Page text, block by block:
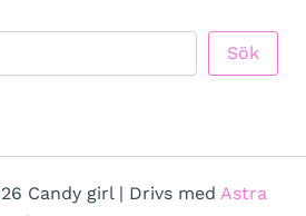
Sök
Candy girl | Drivs med Astra